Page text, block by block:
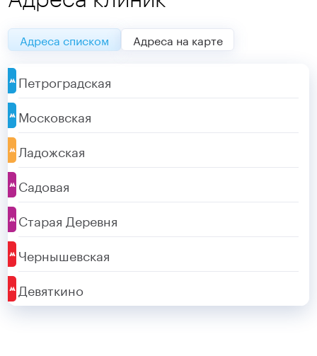
Адреса списком Адреса на карте
Петроградская
Московская
Ладожская
Садовая
Старая Деревня
Чернышевская
Девяткино